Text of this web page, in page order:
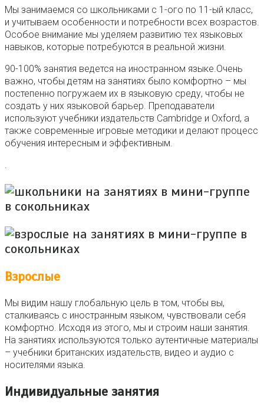
Мы занимаемся со школьниками с 1-ого по 11-ый класс,
и учитываем особенности и потребности всех возрастов.
Особое внимание мы уделяем развитию тех языковых
навыков, которые потребуются в реальной жизни.
90-100% занятия ведется на иностранном языке.Очень
важно, чтобы детям на занятиях было комфортно – мы
постепенно погружаем их в языковую среду, чтобы не
создать у них языковой барьер. Преподаватели
используют учебники издательств Cambridge и Oxford, а
также современные игровые методики и делают процесс
обучения интересным и эффективным.
.
Взрослые
Мы видим нашу глобальную цель в том, чтобы вы,
сталкиваясь с иностранным языком, чувствовали себя
комфортно. Исходя из этого, мы и строим наши занятия.
На занятиях используются только аутентичные материалы
– учебники британских издательств, видео и аудио с
носителями языка.
Индивидуальные занятия